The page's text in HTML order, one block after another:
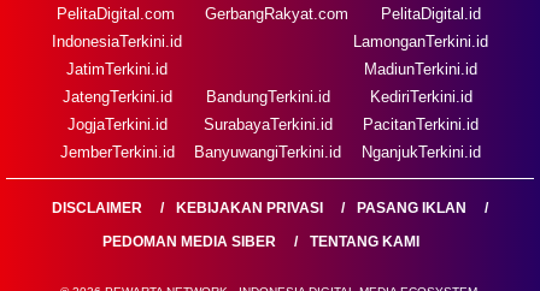
PelitaDigital.com
GerbangRakyat.com
PelitaDigital.id
IndonesiaTerkini.id
JatimTerkini.id
JatengTerkini.id
JogjaTerkini.id
JemberTerkini.id
BandungTerkini.id
SurabayaTerkini.id
BanyuwangiTerkini.id
LamonganTerkini.id
MadiunTerkini.id
KediriTerkini.id
PacitanTerkini.id
NganjukTerkini.id
DISCLAIMER KEBIJAKAN PRIVASI
PASANG IKLAN
PEDOMAN MEDIA SIBER
TENTANG KAMI